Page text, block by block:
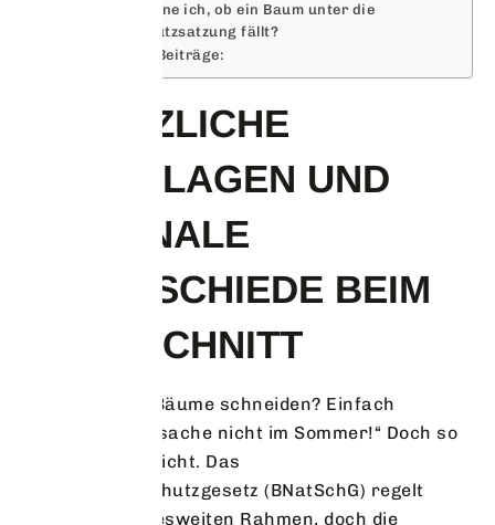
Wie erkenne ich, ob ein Baum unter die
Baumschutzsatzung fällt?
Ähnliche Beiträge:
GESETZLICHE
GRUNDLAGEN UND
REGIONALE
UNTERSCHIEDE BEIM
BAUMSCHNITT
Viele meinen: „Bäume schneiden? Einfach
machen, Hauptsache nicht im Sommer!“ Doch so
simpel ist das nicht. Das
Bundesnaturschutzgesetz (BNatSchG) regelt
zwar den bundesweiten Rahmen, doch die